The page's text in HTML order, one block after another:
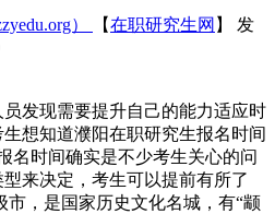
） 【在职研究生网 】
发
现需要提升自己的能力适应时
想知道濮阳在职研究生报名时间
名时间确实是不少考生关心的问
来决定，考生可以提前有所了
是国家历史文化名城，有“颛